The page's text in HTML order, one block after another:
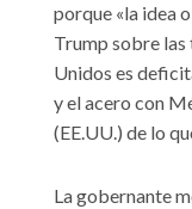
porque «la idea
Trump sobre las
Unidos es
y el acero con
(EE.UU.) de lo
La gobernante